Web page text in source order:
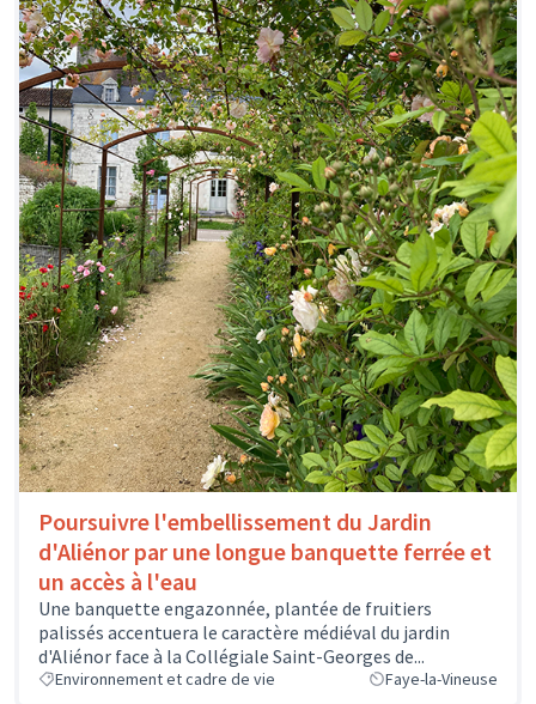
Poursuivre l'embellissement du Jardin
d'Aliénor par une longue banquette ferrée et
un accès à l'eau
Une banquette engazonnée, plantée de fruitiers
palissés accentuera le caractère médiéval du jardin
d'Aliénor face à la Collégiale Saint-Georges de...
Environnement et cadre de vie Faye-la-Vineuse